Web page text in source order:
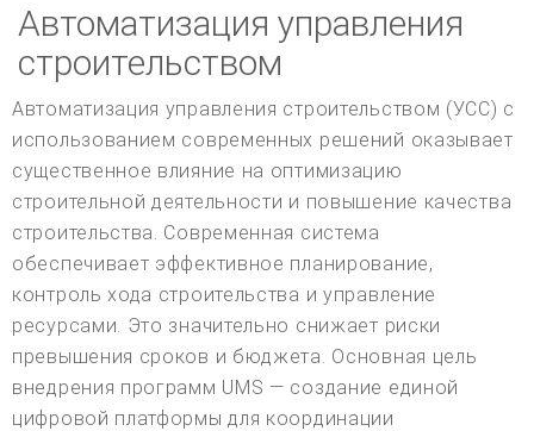
Автоматизация управления
строительством
Автоматизация управления строительством (УСС) с
использованием современных решений оказывает
существенное влияние на оптимизацию
строительной деятельности и повышение качества
строительства. Современная система
обеспечивает эффективное планирование,
контроль хода строительства и управление
ресурсами. Это значительно снижает риски
превышения сроков и бюджета. Основная цель
внедрения программ UMS — создание единой
цифровой платформы для координации